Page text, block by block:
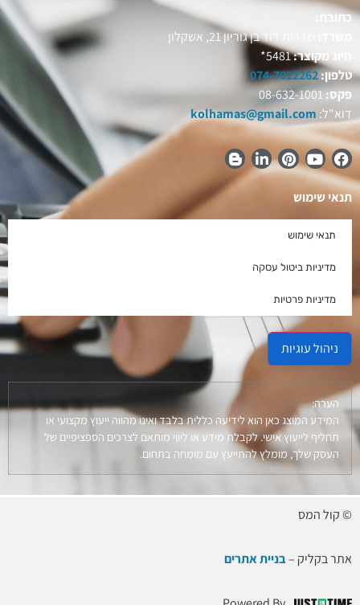
כתובת:
משרד:
שדרות דוד בן גוריון 21, אשקלון
חיוג מקוצר:5481*
טלפון:074-7022262
פקס:08-632-1001
דוא"ל: kolhamas@gmail.com
תנאי שימוש
תנאי שימוש
מדיניות ביטול עסקה
מדיניות פרטיות
ניהול עוגיות
הערה:
המידע המוצג כאן הוא לידיעה כללית בלבד ואינו מהווה ייעוץ מקצועי או
תחליף לייעוץ אישי. לקבלת מידע או ליווי מותאם לצרכים הספציפיים של
העסק שלך, מומלץ להתייעץ עם מומחה בתחום.
© קול המס
אתר בקליק –בניית אתרים